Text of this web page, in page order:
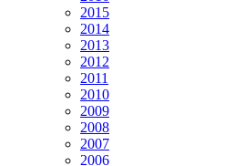
2015
2014
2013
2012
2011
2010
2009
2008
2007
2006